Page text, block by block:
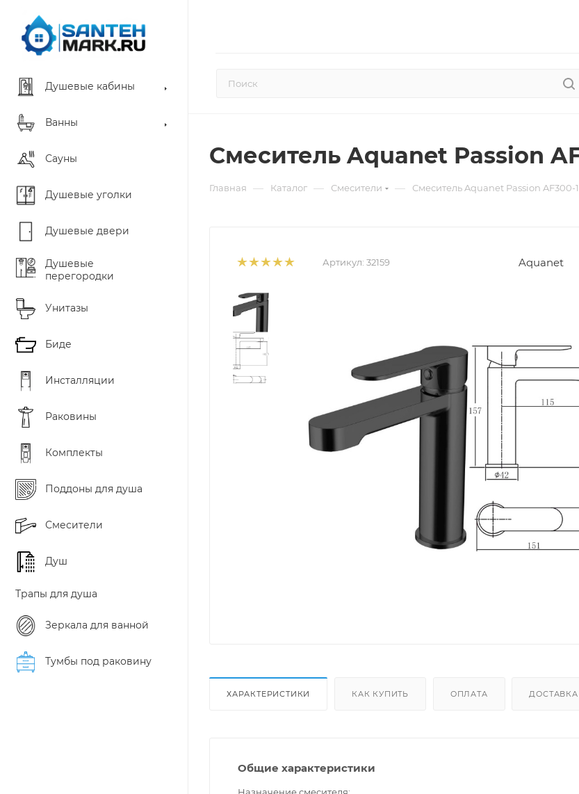
Душевые кабины
Ванны
Сауны
Душевые уголки
Душевые двери
Душевые
перегородки
Унитазы
Биде
Инсталляции
Раковины
Комплекты
Поддоны для душа
Смесители
Душ
Трапы для душа
Зеркала для ванной
Тумбы под раковину
Смеситель Aquanet Passion
Главная — Каталог — Смесители — Смеситель Aquanet Passion AF300-
Артикул: 32159 Aquanet
ХАРАКТЕРИСТИКИ КАК КУПИТЬ ОПЛАТА ДОСТАВКА
Общие характеристики